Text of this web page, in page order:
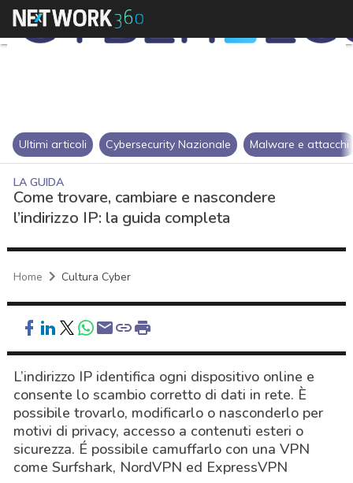
Ultimi articoli Cybersecurity Nazionale Malware e attacchi
LA GUIDA
Come trovare, cambiare e nascondere
l’indirizzo IP: la guida completa
Home Cultura Cyber
L’indirizzo IP identifica ogni dispositivo online e
consente lo scambio corretto di dati in rete. È
possibile trovarlo, modificarlo o nasconderlo per
motivi di privacy, accesso a contenuti esteri o
sicurezza. É possibile camuffarlo con una VPN
come Surfshark, NordVPN ed ExpressVPN